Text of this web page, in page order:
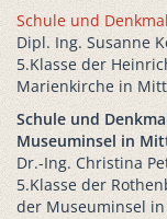
Schule und
Dipl. Ing. Susanne
5.Klasse der
Marienkirche in
Schule und
Museuminsel in
Dr.-Ing. Christina
5.Klasse der
der Museuminsel